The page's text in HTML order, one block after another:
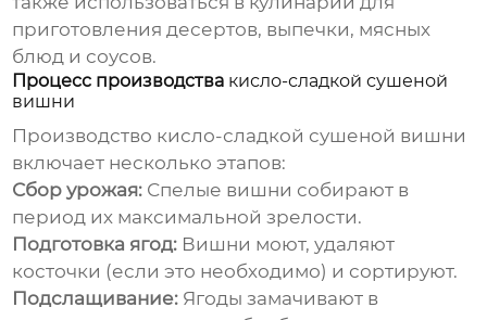
приготовления десертов, выпечки, мясных
блюд и соусов.
Процесс производства кисло-сладкой сушеной
вишни
Производство кисло-сладкой сушеной вишни
включает несколько этапов:
Сбор урожая: Спелые вишни собирают в
период их максимальной зрелости.
Подготовка ягод: Вишни моют, удаляют
косточки (если это необходимо) и сортируют.
Подслащивание: Ягоды замачивают в